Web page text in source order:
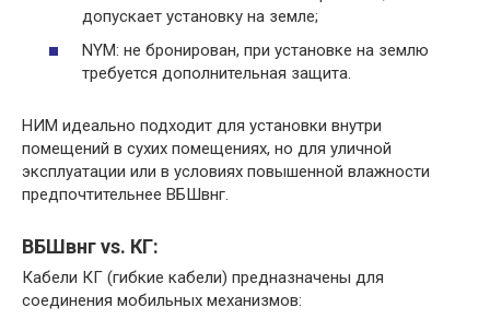
допускает установку на земле;
NYM: не бронирован, при установке на землю
требуется дополнительная защита.​
НИМ идеально подходит для установки внутри
помещений в сухих помещениях, но для уличной
эксплуатации или в условиях повышенной влажности
предпочтительнее ВБШвнг.​
ВБШвнг vs.​ КГ:
Кабели КГ (гибкие кабели) предназначены для
соединения мобильных механизмов: